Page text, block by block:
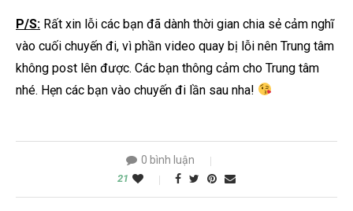
P/S: Rất xin lỗi các bạn đã dành thời gian chia sẻ cảm nghĩ
vào cuối chuyến đi, vì phần video quay bị lỗi nên Trung tâm
không post lên được. Các bạn thông cảm cho Trung tâm
nhé. Hẹn các bạn vào chuyến đi lần sau nha!
0 bình luận
21